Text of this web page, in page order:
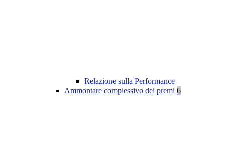
Relazione sulla Performance
Ammontare complessivo dei premi 6